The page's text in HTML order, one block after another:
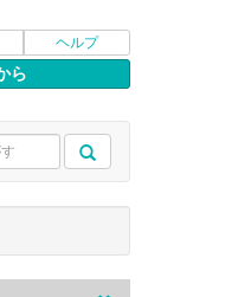
ヘルプ
ら